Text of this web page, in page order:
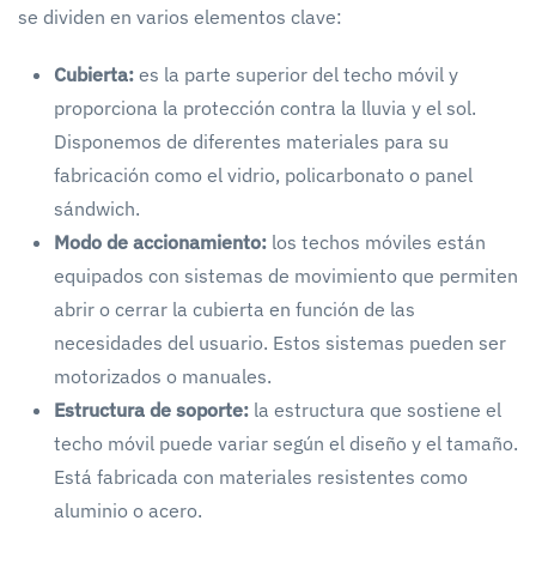
se dividen en varios elementos clave:
Cubierta: es la parte superior del techo móvil y
proporciona la protección contra la lluvia y el sol.
Disponemos de diferentes materiales para su
fabricación como el vidrio, policarbonato o panel
sándwich.
Modo de accionamiento: los techos móviles están
equipados con sistemas de movimiento que permiten
abrir o cerrar la cubierta en función de las
necesidades del usuario. Estos sistemas pueden ser
motorizados o manuales.
Estructura de soporte: la estructura que sostiene el
techo móvil puede variar según el diseño y el tamaño.
Está fabricada con materiales resistentes como
aluminio o acero.